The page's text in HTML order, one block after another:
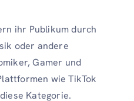
ihr Publikum durch
oder andere
Gamer und
wie TikTok
Kategorie.